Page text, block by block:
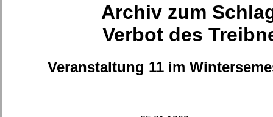
Archiv zum
Verbot des
Veranstaltung 11 im